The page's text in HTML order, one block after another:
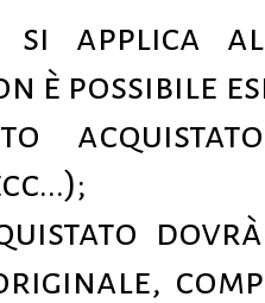
applica al
è possibile